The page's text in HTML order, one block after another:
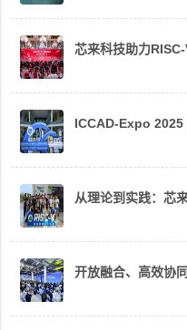
芯来科技助力
ICCAD-Expo 2025
从理论到实践：芯
开放融合、高效协